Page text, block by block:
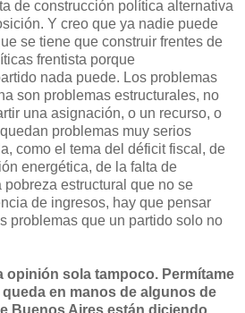
de construcción política alternativa
Y creo que ya nadie puede
se tiene que construir frentes de
frentista porque
nada puede. Los problemas
son problemas estructurales, no
una asignación, o un recurso, o
problemas muy serios
como el tema del déficit fiscal, de
energética, de la falta de
pobreza estructural que no se
de ingresos, hay que pensar
problemas que un partido solo no
opinión sola tampoco. Permítame
en manos de algunos de
Buenos Aires están diciendo